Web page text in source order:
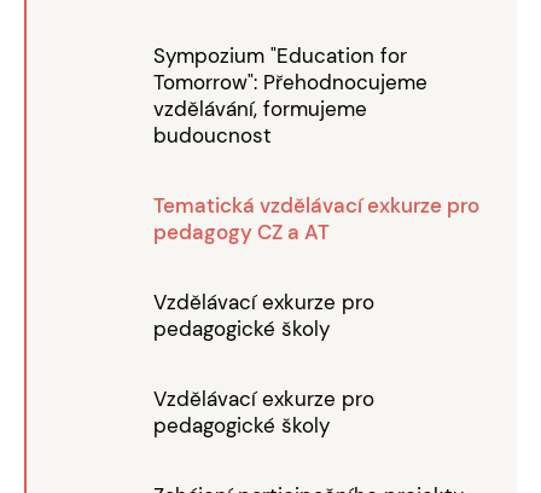
Sympozium "Education for
Tomorrow": Přehodnocujeme
vzdělávání, formujeme
budoucnost
Tematická vzdělávací exkurze pro
pedagogy CZ a AT
Vzdělávací exkurze pro
pedagogické školy
Vzdělávací exkurze pro
pedagogické školy